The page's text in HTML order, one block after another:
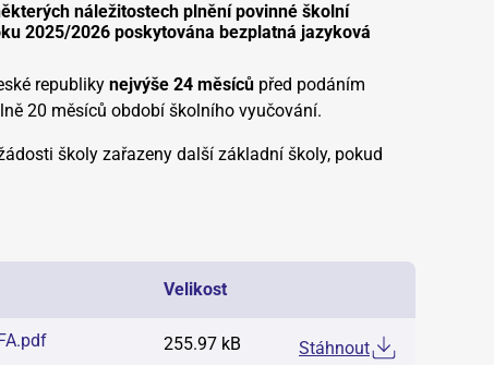
náležitostech plnění povinné školní
2025/2026 poskytována bezplatná jazyková
republiky nejvýše 24 měsíců před podáním
20 měsíců období školního vyučování.
školy zařazeny další základní školy, pokud
Velikost
.pdf 255.97 kB Stáhnout